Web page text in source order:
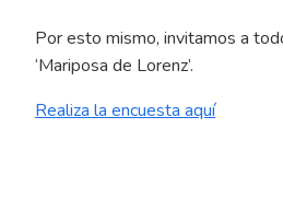
Por esto mismo, invitamos a
‘Mariposa de Lorenz’.
Realiza la encuesta aquí